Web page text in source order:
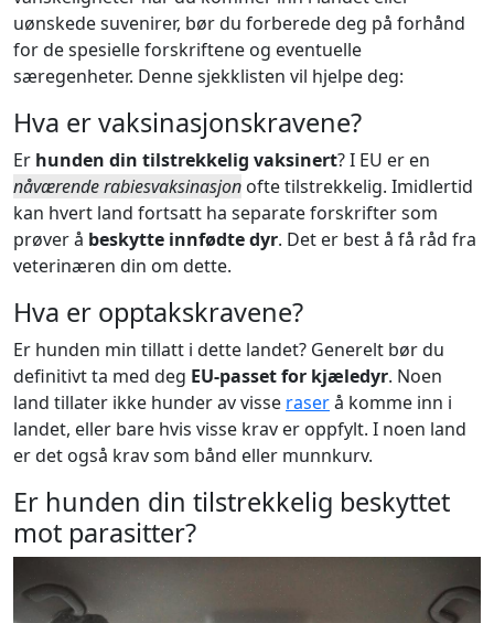
uønskede suvenirer, bør du forberede deg på forhånd
for de spesielle forskriftene og eventuelle
særegenheter. Denne sjekklisten vil hjelpe deg:
Hva er vaksinasjonskravene?
Er hunden din tilstrekkelig vaksinert? I EU er en
nåværende rabiesvaksinasjon ofte tilstrekkelig. Imidlertid
kan hvert land fortsatt ha separate forskrifter som
prøver å beskytte innfødte dyr. Det er best å få råd fra
veterinæren din om dette.
Hva er opptakskravene?
Er hunden min tillatt i dette landet? Generelt bør du
definitivt ta med deg EU-passet for kjæledyr. Noen
land tillater ikke hunder av visse raserå komme inn i
landet, eller bare hvis visse krav er oppfylt. I noen land
er det også krav som bånd eller munnkurv.
Er hunden din tilstrekkelig beskyttet
mot parasitter?